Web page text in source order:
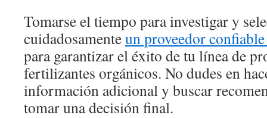
Tomarse el tiempo para investigar y
cuidadosamenteun proveedor
para garantizar el éxito de tu línea de
fertilizantes orgánicos. No dudes en
información adicional y buscar
tomar una decisión final.